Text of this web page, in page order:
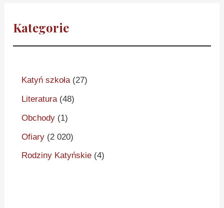
Kategorie
Katyń szkoła(27)
Literatura(48)
Obchody (1)
Ofiary (2 020)
Rodziny Katyńskie (4)